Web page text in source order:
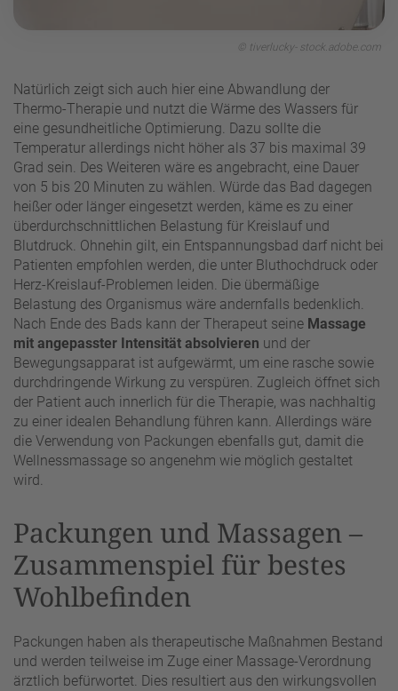
© tiverlucky- stock.adobe.com
Natürlich zeigt sich auch hier eine Abwandlung der
Thermo-Therapie und nutzt die Wärme des Wassers für
eine gesundheitliche Optimierung. Dazu sollte die
Temperatur allerdings nicht höher als 37 bis maximal 39
Grad sein. Des Weiteren wäre es angebracht, eine Dauer
von 5 bis 20 Minuten zu wählen. Würde das Bad dagegen
heißer oder länger eingesetzt werden, käme es zu einer
überdurchschnittlichen Belastung für Kreislauf und
Blutdruck. Ohnehin gilt, ein Entspannungsbad darf nicht bei
Patienten empfohlen werden, die unter Bluthochdruck oder
Herz-Kreislauf-Problemen leiden. Die übermäßige
Belastung des Organismus wäre andernfalls bedenklich.
Nach Ende des Bads kann der Therapeut seine Massage
mit angepasster Intensität absolvieren und der
Bewegungsapparat ist aufgewärmt, um eine rasche sowie
durchdringende Wirkung zu verspüren. Zugleich öffnet sich
der Patient auch innerlich für die Therapie, was nachhaltig
zu einer idealen Behandlung führen kann. Allerdings wäre
die Verwendung von Packungen ebenfalls gut, damit die
Wellnessmassage so angenehm wie möglich gestaltet
wird.
Packungen und Massagen –
Zusammenspiel für bestes
Wohlbefinden
Packungen haben als therapeutische Maßnahmen Bestand
und werden teilweise im Zuge einer Massage-Verordnung
ärztlich befürwortet. Dies resultiert aus den wirkungsvollen